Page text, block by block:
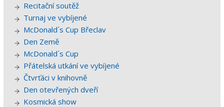
Recitační soutěž
Turnaj ve vybíjené
McDonald´s Cup Břeclav
Den Země
McDonald´s Cup
Přátelská utkání ve vybíjené
Čtvrťáci v knihovně
Den otevřených dveří
Kosmická show